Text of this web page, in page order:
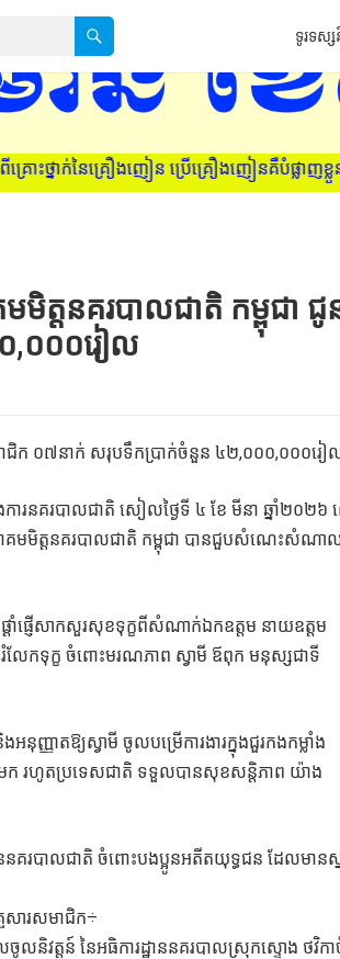
ងញៀនគឺបំផ្លាញខ្លួនឯង ក្រុមគ្រួសារ និ
ទូរទស្
តនគរបាលជាតិ កម្ពុជា ជូ
,០០០រៀល
ជិក ០៧នាក់ សរុបទឹកប្រាក់ចំនួន ៤២,០០០,០០០រៀ
ារនគរបាលជាតិ សៀលថ្ងៃទី ៤ ខែ មីនា ឆ្នាំ២០២
គមមិត្តនគរបាលជាតិ កម្ពុជា បានជួបសំណេះសំណា
ាំផ្ញើសាកសួរសុខទុក្ខពីសំណាក់ឯកឧត្តម នាយឧត្តម
លែកទុក្ខ ចំពោះមរណភាព ស្វាមី ឪពុក មនុស្សជាទី
ាតឱ្យស្វាមី ចូលបម្រើការងារក្នុងជួរកងកម្លាំង
ងមក រហូតប្រទេសជាតិ ទទួលបានសុខសន្តិភាព យ៉ាង
នគរបាលជាតិ ចំពោះបងប្អូនអតីតយុទ្ធជន ដែលមានស្
រួសារសមាជិក÷
វត្តន៍ នៃអធិការដ្ឋាននគរបាលស្រុកស្ទោង ថវិក